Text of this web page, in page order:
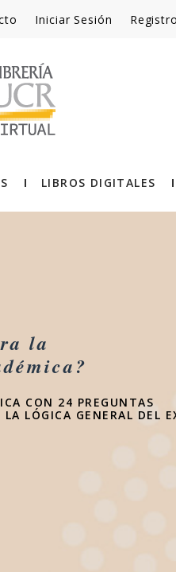
Iniciar Sesión Registro
LIBROS DIGITALES
la
CON 24 PREGUNTAS
LÓGICA GENERAL DEL